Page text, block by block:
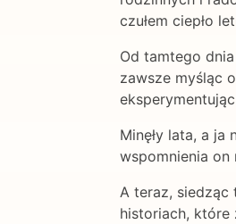
czułem ciepło
Od tamtego
zawsze myśląc
Minęły lata, a ja
wspomnienia on
A teraz, siedząc
historiach, które